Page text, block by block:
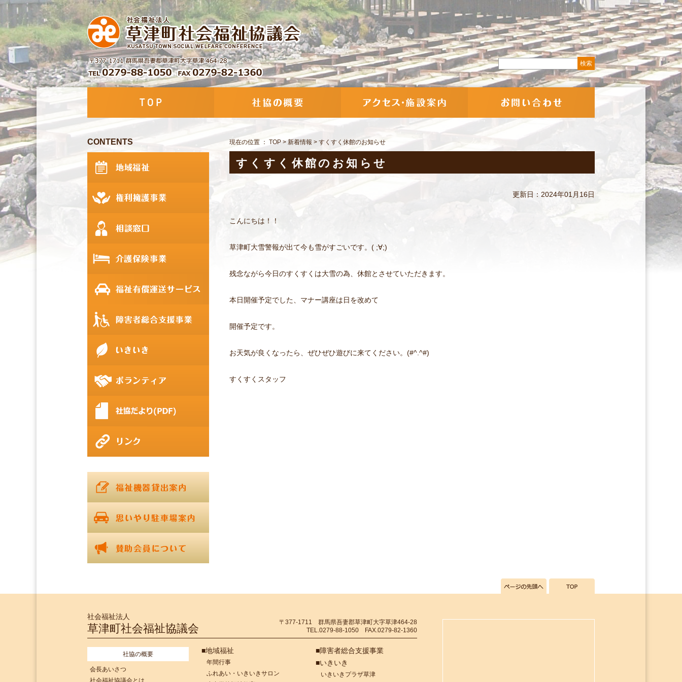
現在の位置 ： TOP > 新着情報 > すくすく休館のお知らせ
すくすく休館のお知らせ
更新日：2024年01月16日
こんにちは！！
草津町大雪警報が出て今も雪がすごいです。( ;∀;)
残念ながら今日のすくすくは大雪の為、休館とさせていただきます。
本日開催予定でした、マナー講座は日を改めて
開催予定です。
お天気が良くなったら、ぜひぜひ遊びに来てください。(#^.^#)
すくすくスタッフ
CONTENTS
社会福祉法人
草津町社会福祉協議会
〒377-1711 群馬県吾妻郡草津町大字草津464-28
TEL.0279-88-1050 FAX.0279-82-1360
社協の概要
会長あいさつ
社会福祉協議会とは
■地域福祉
年間行事
ふれあい・いきいきサロン
■障害者総合支援事業
■いきいき
いきいきプラザ草津